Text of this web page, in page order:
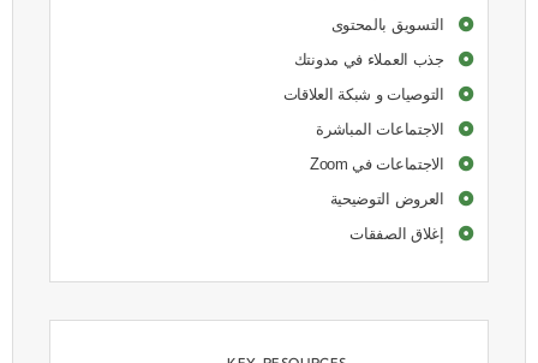
التسويق بالمحتوى
جذب العملاء في مدونتك
التوصيات و شبكة العلاقات
الاجتماعات المباشرة
الاجتماعات في Zoom
العروض التوضيحية
إغلاق الصفقات